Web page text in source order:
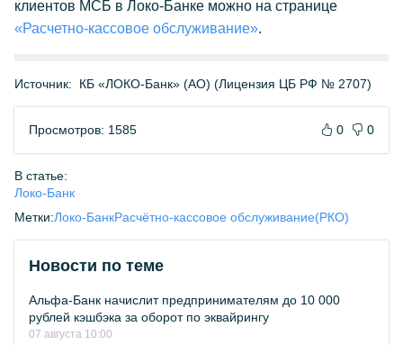
клиентов МСБ в Локо-Банке можно на странице
«Расчетно-кассовое обслуживание».
Источник: КБ «ЛОКО-Банк» (АО) (Лицензия ЦБ РФ № 2707)
Просмотров: 1585 0 0
В статье:
Локо-Банк
Метки:Локо-БанкРасчётно-кассовое обслуживание(РКО)
Новости по теме
Альфа-Банк начислит предпринимателям до 10 000
рублей кэшбэка за оборот по эквайрингу
07 августа 10:00